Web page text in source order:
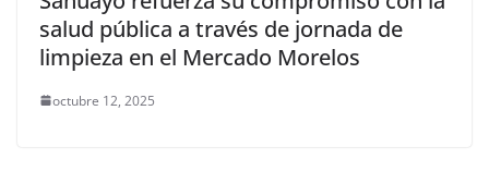
salud pública a través de jornada de
limpieza en el Mercado Morelos
octubre 12, 2025